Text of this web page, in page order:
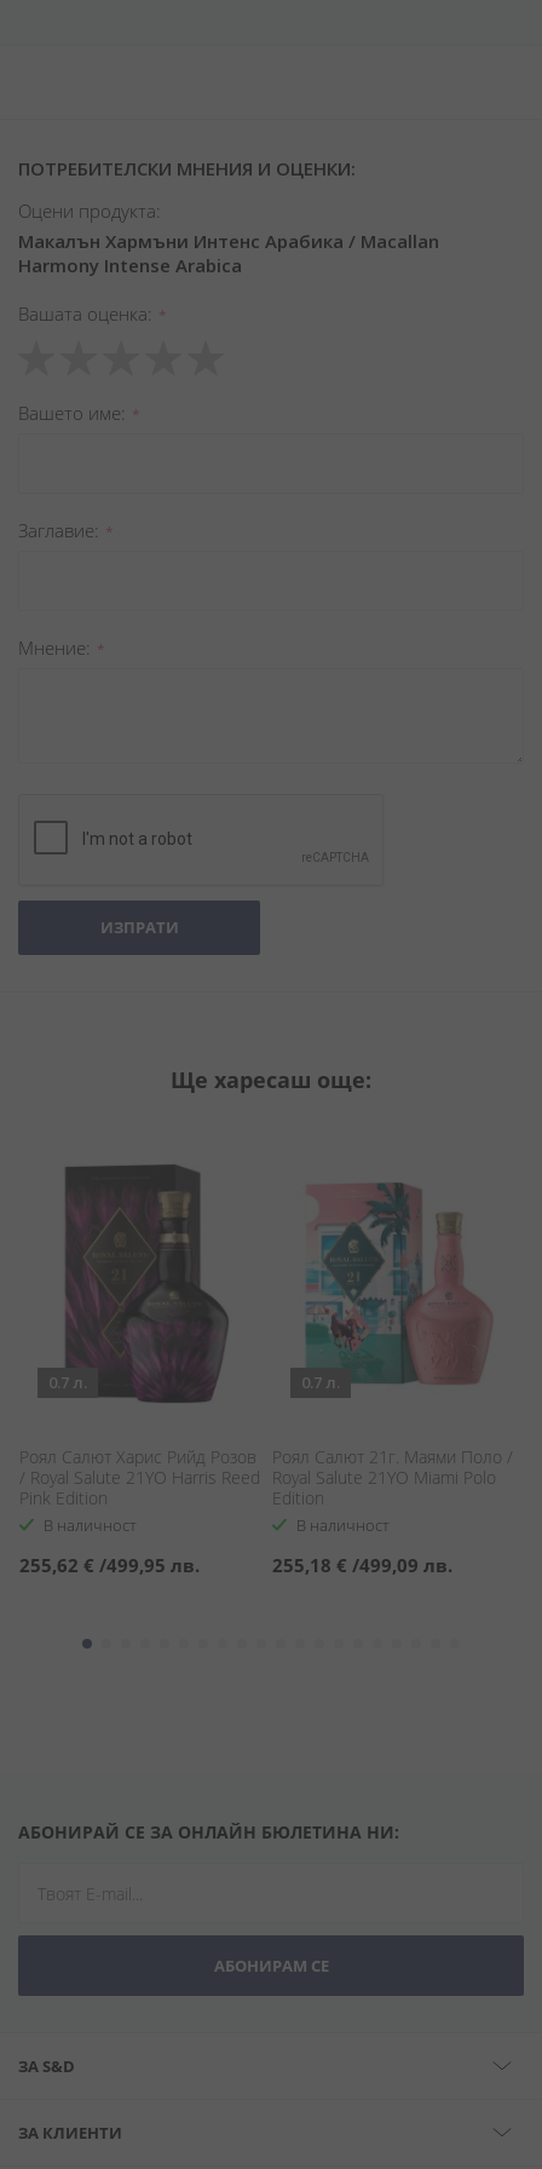
ПОТРЕБИТЕЛСКИ МНЕНИЯ И ОЦЕНКИ:
Оцени продукта:
Макалън Хармъни Интенс Арабика / Macallan
Harmony Intense Arabica
Вашата оценка
star
stars
stars
stars
stars
Вашето име
Заглавиe
Мнение
ИЗПРАТИ
Ще харесаш още:
0.7 л.
Роял Салют Харис Рийд Розов
/ Royal Salute 21YO Harris Reed
Pink Edition
В наличност
255,62 € /499,95 лв.
0.7 л.
Роял Салют 21г. Маями Поло /
Royal Salute 21YO Miami Polo
Edition
В наличност
255,18 € /499,09 лв.
АБОНИРАЙ СЕ ЗА ОНЛАЙН БЮЛЕТИНА НИ:
АБОНИРАМ СЕ
ЗА S&D
ЗА КЛИЕНТИ